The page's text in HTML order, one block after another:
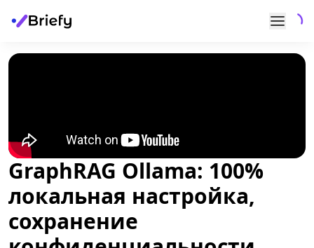
GraphRAG Ollama: 100%
локальная настройка,
сохранение